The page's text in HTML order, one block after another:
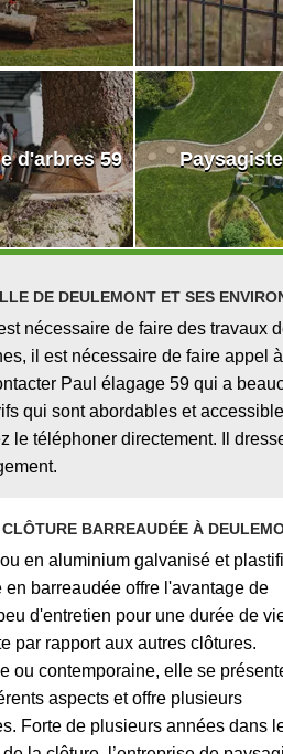
d'arbres 59
DE DEULEMONT ET SES
nécessaire de faire des travaux
il est nécessaire de faire appel
Paul élagage 59 qui a
qui sont abordables et
le téléphoner directement. Il
CLÔTURE BARREAUDÉE À
en aluminium galvanisé et
en barreaudée offre l'avantage de
d'entretien pour une durée de
par rapport aux autres clôtures.
ou contemporaine, elle se
aspects et offre plusieurs
Forte de plusieurs années dans